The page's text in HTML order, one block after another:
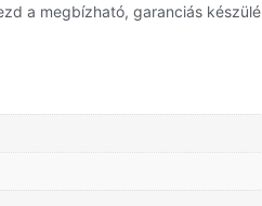
a megbízható, garanciás